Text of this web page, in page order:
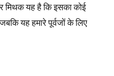
यह है कि इसका कोई
यह हमारे पूर्वजों के लिए